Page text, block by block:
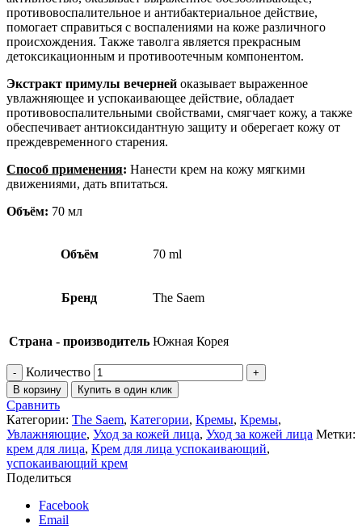
противовоспалительное и антибактериальное действие,
помогает справиться с воспалениями на коже различного
происхождения. Также таволга является прекрасным
детоксикационным и противоотечным компонентом.
Экстракт примулы вечерней оказывает выраженное
увлажняющее и успокаивающее действие, обладает
противовоспалительными свойствами, смягчает кожу, а также
обеспечивает антиоксидантную защиту и оберегает кожу от
преждевременного старения.
Способ применения: Нанести крем на кожу мягкими
движениями, дать впитаться.
Объём: 70 мл
Объём 70 ml
Бренд The Saem
Страна - производитель Южная Корея
Количество
В корзину Купить в один клик
Сравнить
Категории: The Saem, Категории, Кремы, Кремы,
Увлажняющие, Уход за кожей лица, Уход за кожей лица Метки:
крем для лица, Крем для лица успокаивающий,
успокаивающий крем
Поделиться
Facebook
Email